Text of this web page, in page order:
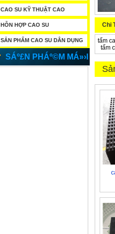
CAO SU KỸ THUẬT CAO
HỖN HỢP CAO SU
SẢN PHẨM CAO SU DÂN DỤNG
SÁº£N PHÁº©M MÁ»›I
Chi
tấm
tấm